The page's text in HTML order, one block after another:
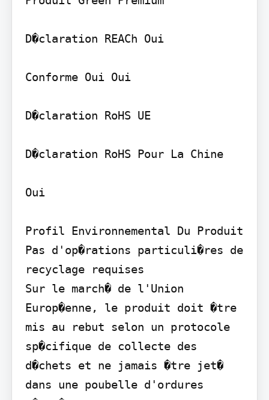
D�claration REACh Oui
Conforme Oui Oui
D�claration RoHS UE
D�claration RoHS Pour La Chine
Oui
Profil Environnemental Du Produit
Pas d'op�rations particuli�res de
recyclage requises
Sur le march� de l'Union
Europ�enne, le produit doit �tre
mis au rebut selon un protocole
sp�cifique de collecte des
d�chets et ne jamais �tre jet�
dans une poubelle d'ordures